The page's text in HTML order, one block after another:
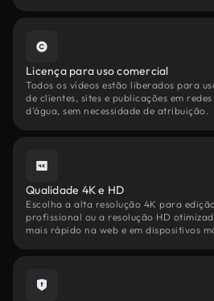
Licença para uso comercial
Todos os vídeos estão liberados para
de clientes, sites e publicações em
d'água, sem necessidade de atribuição.
Qualidade 4K e HD
Escolha a alta resolução 4K para
profissional ou a resolução HD
mais rápido na web e em dispositivos